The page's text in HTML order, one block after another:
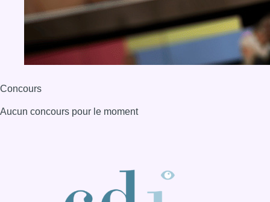
Concours
Aucun concours pour le moment